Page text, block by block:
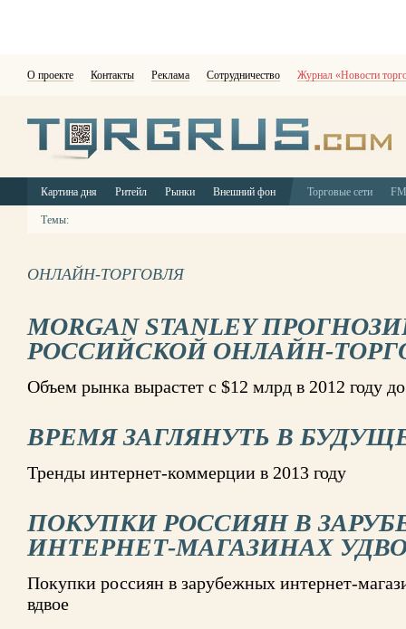
О проекте Контакты Реклама Сотрудничество Журнал «Новости
Картина дня Ритейл Рынки Внешний фон Торговые сети
Темы:
ОНЛАЙН-ТОРГОВЛЯ
MORGAN STANLEY
РОССИЙСКОЙ ОНЛАЙН-
Объем рынка вырастет с $12 млрд в 2012 году
ВРЕМЯ ЗАГЛЯНУТЬ В
Тренды интернет-коммерции в 2013 году
ПОКУПКИ РОССИЯН В
ИНТЕРНЕТ-МАГАЗИНАХ
Покупки россиян в зарубежных интернет-
вдвое